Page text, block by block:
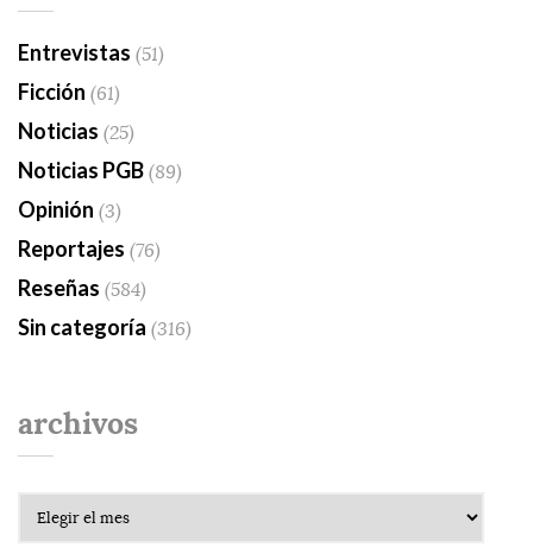
Entrevistas (51)
Ficción (61)
Noticias (25)
Noticias PGB(89)
Opinión (3)
Reportajes (76)
Reseñas (584)
Sin categoría (316)
archivos